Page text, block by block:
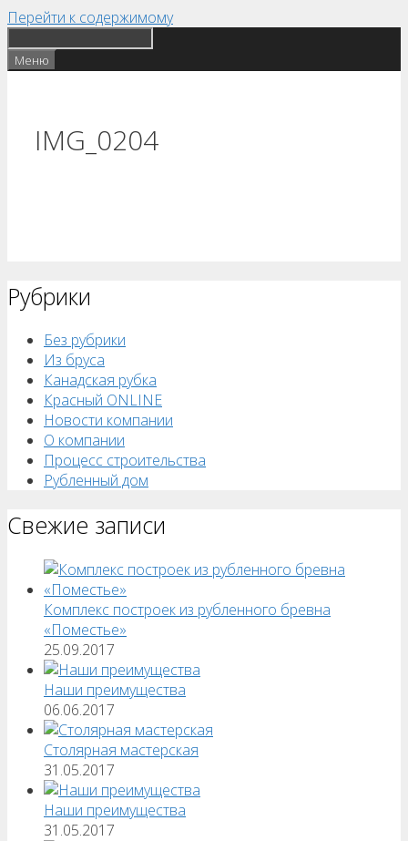
Перейти к содержимому
Меню
IMG_0204
Рубрики
Без рубрики
Из бруса
Канадская рубка
Красный ONLINE
Новости компании
О компании
Процесс строительства
Рубленный дом
Свежие записи
Комплекс построек из рубленного бревна
«Поместье»
25.09.2017
Наши преимущества
06.06.2017
Столярная мастерская
31.05.2017
Наши преимущества
31.05.2017